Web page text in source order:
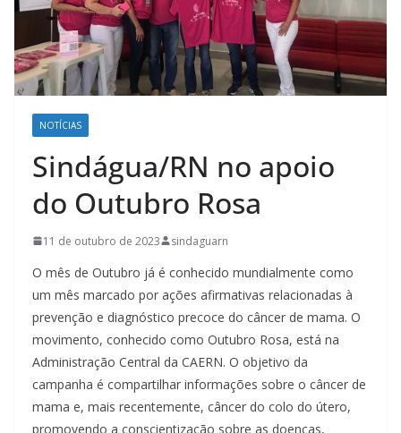
NOTÍCIAS
Sindágua/RN no apoio
do Outubro Rosa
11 de outubro de 2023 sindaguarn
O mês de Outubro já é conhecido mundialmente como
um mês marcado por ações afirmativas relacionadas à
prevenção e diagnóstico precoce do câncer de mama. O
movimento, conhecido como Outubro Rosa, está na
Administração Central da CAERN. O objetivo da
campanha é compartilhar informações sobre o câncer de
mama e, mais recentemente, câncer do colo do útero,
promovendo a conscientização sobre as doenças,